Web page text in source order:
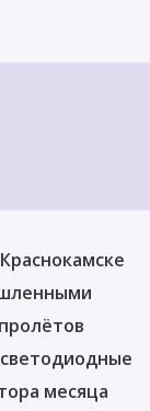
месяца